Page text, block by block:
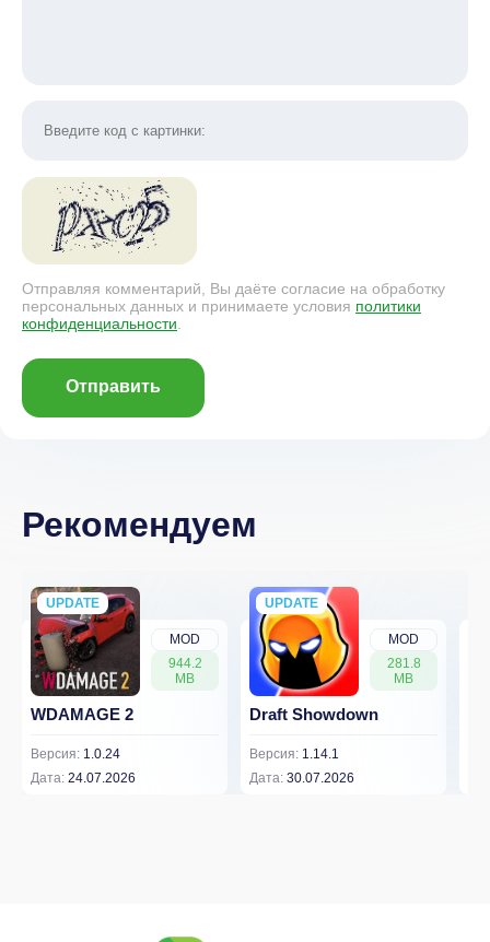
Отправляя комментарий, Вы даёте согласие на обработку
персональных данных и принимаете условия политики
конфиденциальности.
Отправить
Рекомендуем
MOD
944.2
MB
UPDATE
NEW
WDAMAGE 2
Версия: 1.0.24
Дата: 24.07.2026
MOD
281.8
MB
UPDATE
NEW
Draft Showdown
Версия: 1.14.1
Дата: 30.07.2026